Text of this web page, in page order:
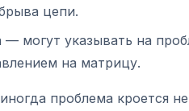
цепи.
могут указывать на
на матрицу.
проблема кроется